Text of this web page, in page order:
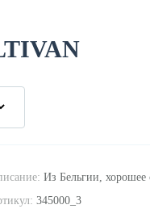
Из Бельгии, хорошее
345000_3